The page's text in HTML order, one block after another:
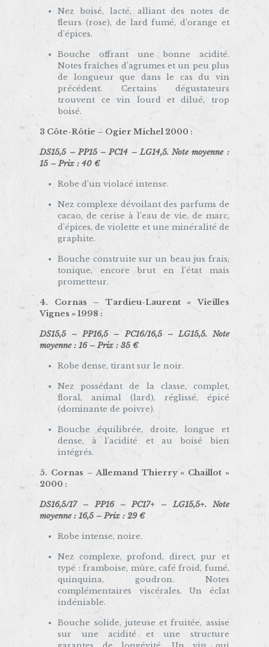
Nez boisé, lacté, alliant des notes de
fleurs (rose), de lard fumé, d’orange et
d’épices.
Bouche offrant une bonne acidité.
Notes fraîches d’agrumes et un peu plus
de longueur que dans le cas du vin
précédent. Certains dégustateurs
trouvent ce vin lourd et dilué, trop
boisé.
3 Côte-Rôtie – Ogier Michel 2000 :
DS15,5 – PP15 – PC14 – LG14,5. Note moyenne :
15 – Prix : 40 €
Robe d’un violacé intense.
Nez complexe dévoilant des parfums de
cacao, de cerise à l’eau de vie, de marc,
d’épices, de violette et une minéralité de
graphite.
Bouche construite sur un beau jus frais,
tonique, encore brut en l’état mais
prometteur.
4. Cornas – Tardieu-Laurent « Vieilles
Vignes » 1998 :
DS15,5 – PP16,5 – PC16/16,5 – LG15,5. Note
moyenne : 16 – Prix : 35 €
Robe dense, tirant sur le noir.
Nez possédant de la classe, complet,
floral, animal (lard), réglissé, épicé
(dominante de poivre).
Bouche équilibrée, droite, longue et
dense, à l’acidité et au boisé bien
intégrés.
5. Cornas –Allemand Thierry « Chaillot »
2000 :
DS16,5/17 – PP16 – PC17+ – LG15,5+. Note
moyenne : 16,5 – Prix : 29 €
Robe intense, noire.
Nez complexe, profond, direct, pur et
typé : framboise, mûre, café froid, fumé,
quinquina, goudron. Notes
complémentaires viscérales. Un éclat
indéniable.
Bouche solide, juteuse et fruitée, assise
sur une acidité et une structure